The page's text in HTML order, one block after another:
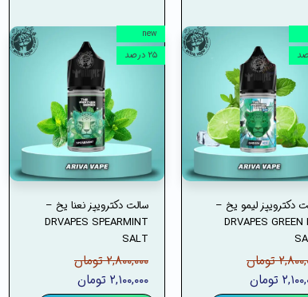
دکترویپز لیمو یخ –
DRVAPES GREEN
تومان
تومان
سالت دکترویپز نعنا یخ –
DRVAPES SPEARMINT
SALT
۲,۸۰۰,۰۰۰ تومان
۲,۱۰۰,۰۰۰ تومان
new
۲۵ درصد